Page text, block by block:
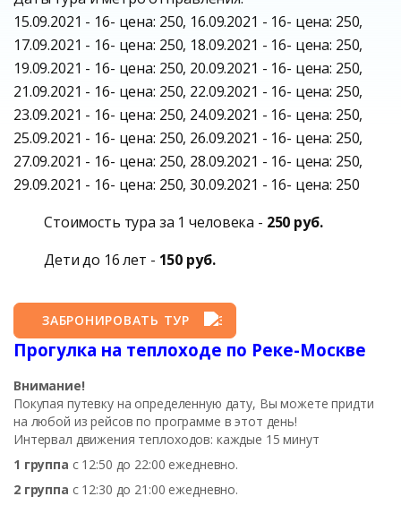
15.09.2021 - 16- цена: 250, 16.09.2021 - 16- цена: 250,
17.09.2021 - 16- цена: 250, 18.09.2021 - 16- цена: 250,
19.09.2021 - 16- цена: 250, 20.09.2021 - 16- цена: 250,
21.09.2021 - 16- цена: 250, 22.09.2021 - 16- цена: 250,
23.09.2021 - 16- цена: 250, 24.09.2021 - 16- цена: 250,
25.09.2021 - 16- цена: 250, 26.09.2021 - 16- цена: 250,
27.09.2021 - 16- цена: 250, 28.09.2021 - 16- цена: 250,
29.09.2021 - 16- цена: 250, 30.09.2021 - 16- цена: 250
Стоимость тура за 1 человека - 250 руб.
Дети до 16 лет - 150 руб.
ЗАБРОНИРОВАТЬ ТУР
Прогулка на теплоходе по Реке-Москве
Внимание!
Покупая путевку на определенную дату, Вы можете придти
на любой из рейсов по программе в этот день!
Интервал движения теплоходов: каждые 15 минут
1 группа с 12:50 до 22:00 ежедневно.
2 группа с 12:30 до 21:00 ежедневно.